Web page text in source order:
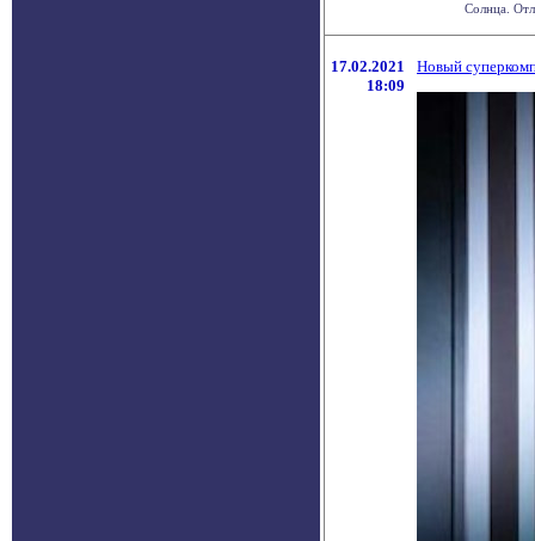
Солнца.
17.02.2021
18:09
Новый